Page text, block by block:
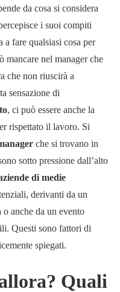
da cosa si considera
i suoi compiti
a fare qualsiasi cosa per
mancare nel manager che
che non riuscirà a
sensazione di
, ci può essere anche la
rispettato il lavoro. Si
che si trovano in
sotto pressione dall’alto
di medie
derivanti da un
o anche da un evento
Questi sono fattori di
spiegati.
Quali